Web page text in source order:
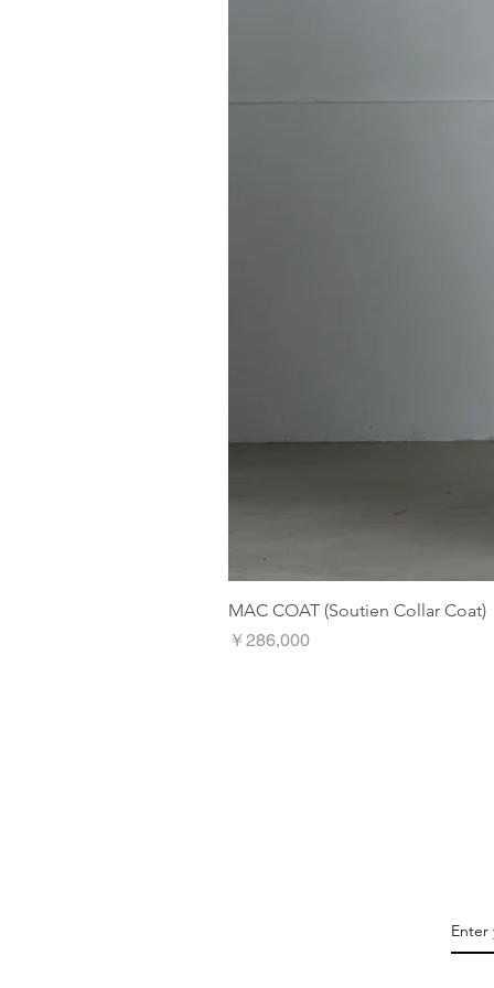
MAC COAT (Soutien Collar Coat)
価格
￥286,000